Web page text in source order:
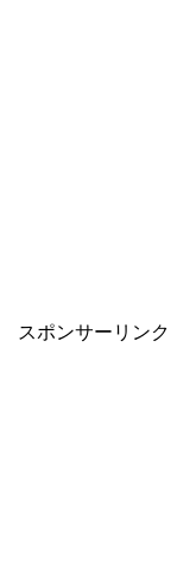
スポンサーリンク